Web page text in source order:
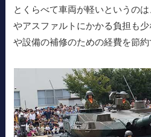
とくらべて車両が軽いというの
やアスファルトにかかる負担も
や設備の補修のための経費を節